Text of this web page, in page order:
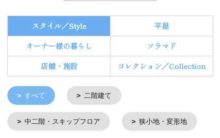
スタイル／Style
平屋
オーナー様の暮らし
ソラマド
店舗・施設
コレクション／Collection
すべて 二階建て
中二階・スキップフロア 狭小地・変形地